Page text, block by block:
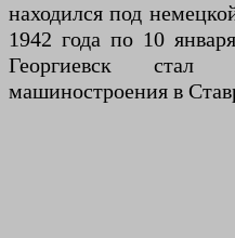
находился под
1942 года по 10
Георгиевск стал
машиностроения в